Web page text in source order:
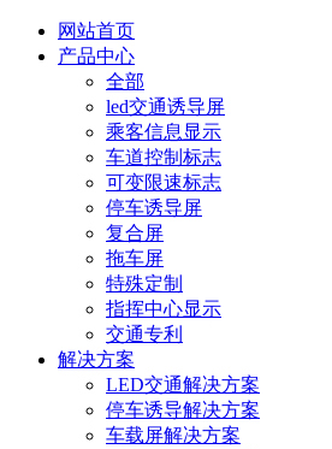
网站首页
产品中心
全部
led交通诱导屏
乘客信息显示
车道控制标志
可变限速标志
停车诱导屏
复合屏
拖车屏
特殊定制
指挥中心显示
交通专利
解决方案
LED交通解决方案
停车诱导解决方案
车载屏解决方案